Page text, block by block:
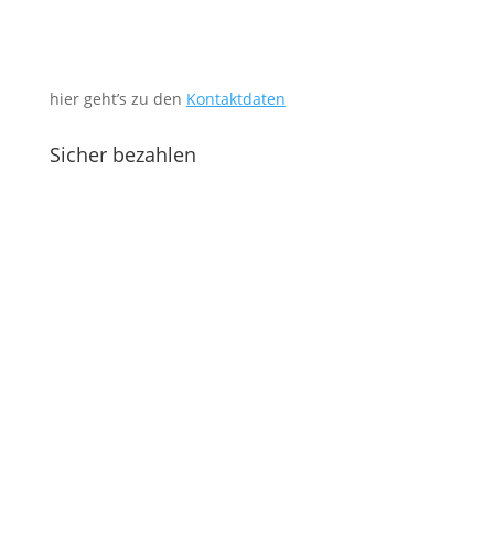
hier geht’s zu den Kontaktdaten
Sicher bezahlen